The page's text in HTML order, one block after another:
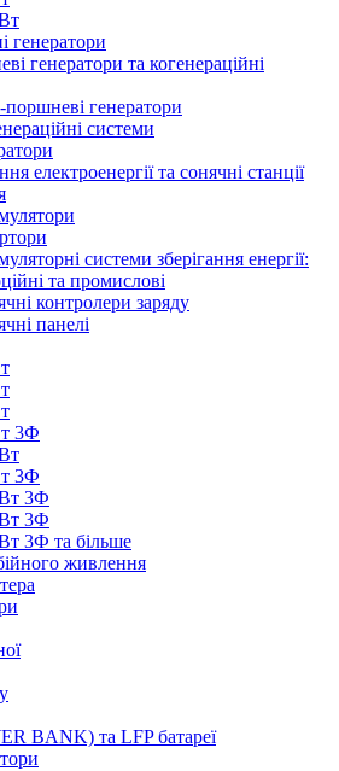
генератори
генератори та когенераційні
поршневі генератори
системи
електроенергії та сонячні станції
системи зберігання енергії:
та промислові
контролери заряду
панелі
3Ф
3Ф
3Ф
3Ф
3Ф та більше
живлення
BANK) та LFP батареї